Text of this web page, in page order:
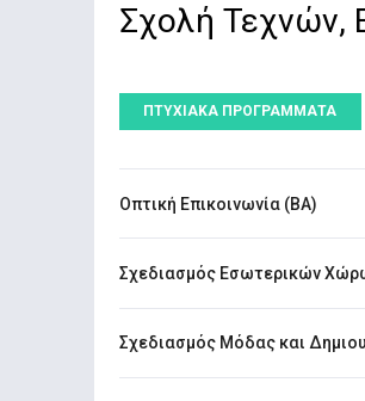
Σχολή Τεχνών,
ΠΤΥΧΙΑΚΑ ΠΡΟΓΡΑΜΜΑΤΑ
Οπτική Επικοινωνία (ΒΑ)
Σχεδιασμός Εσωτερικών
Σχεδιασμός Μόδας και